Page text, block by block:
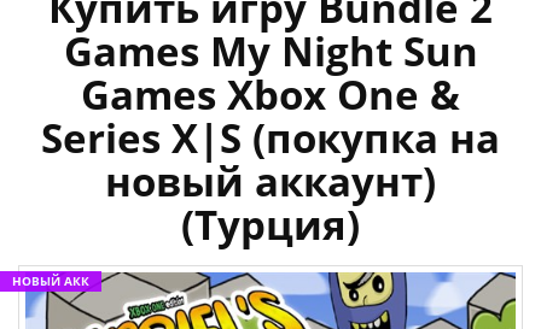
Games My Night Sun
Games Xbox One &
Series X|S (покупка на
новый аккаунт)
(Турция)
НОВЫЙ АКК